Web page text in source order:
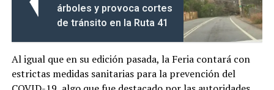
árboles y provoca cortes
de tránsito en la Ruta 41
Al igual que en su edición pasada, la Feria contará con
estrictas medidas sanitarias para la prevención del